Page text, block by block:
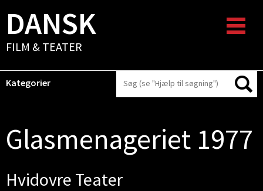
DANSK
FILM & TEATER
Kategorier
Glasmenageriet 1977
Hvidovre Teater